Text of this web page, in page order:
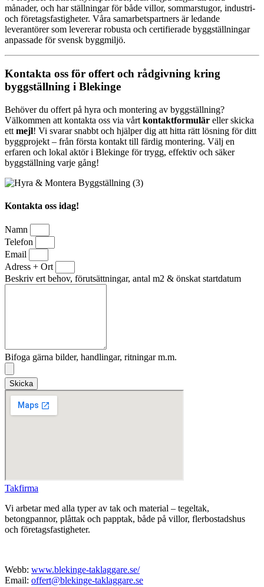
månader, och har ställningar för både villor, sommarstugor, industri-
och företagsfastigheter. Våra samarbetspartners är ledande
leverantörer som levererar robusta och certifierade byggställningar
anpassade för svensk byggmiljö.
Kontakta oss för offert och rådgivning kring
byggställning i Blekinge
Behöver du offert på hyra och montering av byggställning?
Välkommen att kontakta oss via vårt kontaktformulär eller skicka
ett mejl! Vi svarar snabbt och hjälper dig att hitta rätt lösning för ditt
byggprojekt – från första kontakt till färdig montering. Välj en
erfaren och lokal aktör i Blekinge för trygg, effektiv och säker
byggställning varje gång!
Kontakta oss idag!
Namn
Telefon
Email
Adress + Ort
Beskriv ert behov, förutsättningar, antal m2 & önskat startdatum
Bifoga gärna bilder, handlingar, ritningar m.m.
Skicka
Takfirma
Vi arbetar med alla typer av tak och material – tegeltak,
betongpannor, plåttak och papptak, både på villor, flerbostadshus
och företagsfastigheter.
Webb: www.blekinge-taklaggare.se/
Email: offert@blekinge-taklaggare.se